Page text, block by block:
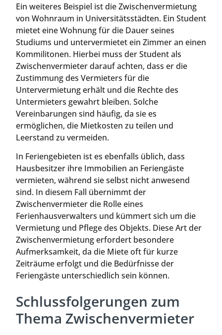
Ein weiteres Beispiel ist die Zwischenvermietung
von Wohnraum in Universitätsstädten. Ein Student
mietet eine Wohnung für die Dauer seines
Studiums und untervermietet ein Zimmer an einen
Kommilitonen. Hierbei muss der Student als
Zwischenvermieter darauf achten, dass er die
Zustimmung des Vermieters für die
Untervermietung erhält und die Rechte des
Untermieters gewahrt bleiben. Solche
Vereinbarungen sind häufig, da sie es
ermöglichen, die Mietkosten zu teilen und
Leerstand zu vermeiden.
In Feriengebieten ist es ebenfalls üblich, dass
Hausbesitzer ihre Immobilien an Feriengäste
vermieten, während sie selbst nicht anwesend
sind. In diesem Fall übernimmt der
Zwischenvermieter die Rolle eines
Ferienhausverwalters und kümmert sich um die
Vermietung und Pflege des Objekts. Diese Art der
Zwischenvermietung erfordert besondere
Aufmerksamkeit, da die Miete oft für kurze
Zeiträume erfolgt und die Bedürfnisse der
Feriengäste unterschiedlich sein können.
Schlussfolgerungen zum
Thema Zwischenvermieter